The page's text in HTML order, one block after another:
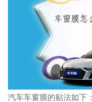
汽车车窗膜的贴法如下：